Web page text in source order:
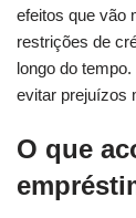
efeitos que vão
restrições de
longo do
evitar prejuízos
O que